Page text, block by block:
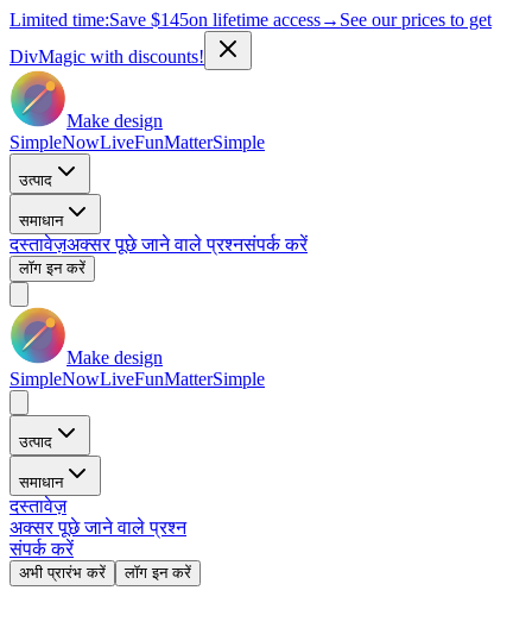
Limited time:Save $145on lifetime access→ See our prices to get
DivMagic with discounts!
Make design
SimpleNowLiveFunMatterSimple
उत्पाद
समाधान
दस्तावेज़अक्सर पूछे जाने वाले प्रश्नसंपर्क करें
लॉग इन करें
Make design
SimpleNowLiveFunMatterSimple
उत्पाद
समाधान
दस्तावेज़
अक्सर पूछे जाने वाले प्रश्न
संपर्क करें
अभी प्रारंभ करें लॉग इन करें